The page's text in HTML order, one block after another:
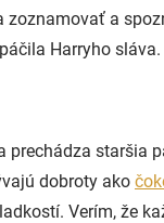
zoznamovať a
Harryho
dobroty ako
Verím, že